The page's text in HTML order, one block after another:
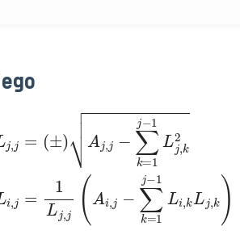
1 Lj,k2Li ,j=1Lj
fori>j.